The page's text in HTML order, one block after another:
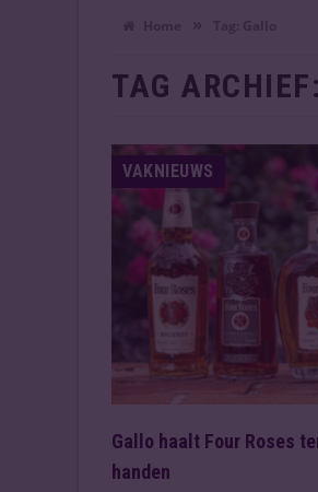
TAG ARCHIEF:
VAKNIEUWS
Gallo haalt Four Roses
handen